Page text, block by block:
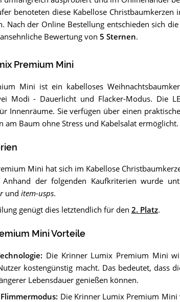
benoteten diese Kabellose Christbaumkerzen
Nach der Online Bestellung entschieden sich
Bewertung von 5 Sternen.
Premium Mini
Mini ist ein kabelloses
Modi - Dauerlicht und Flacker-Modus. Die
Innenräume. Sie verfügen über einen
am Baum ohne Stress und Kabelsalat ermöglicht.
Mini hat sich im Kabellose
Anhand der folgenden Kaufkriterien wurde
und item-usps.
genügt dies letztendlich für den 2. Platz.
Mini Vorteile
: Die Krinner Lumix Premium Mini
kostengünstig macht. Das bedeutet, dass
Lebensdauer genießen können.
: Die Krinner Lumix Premium